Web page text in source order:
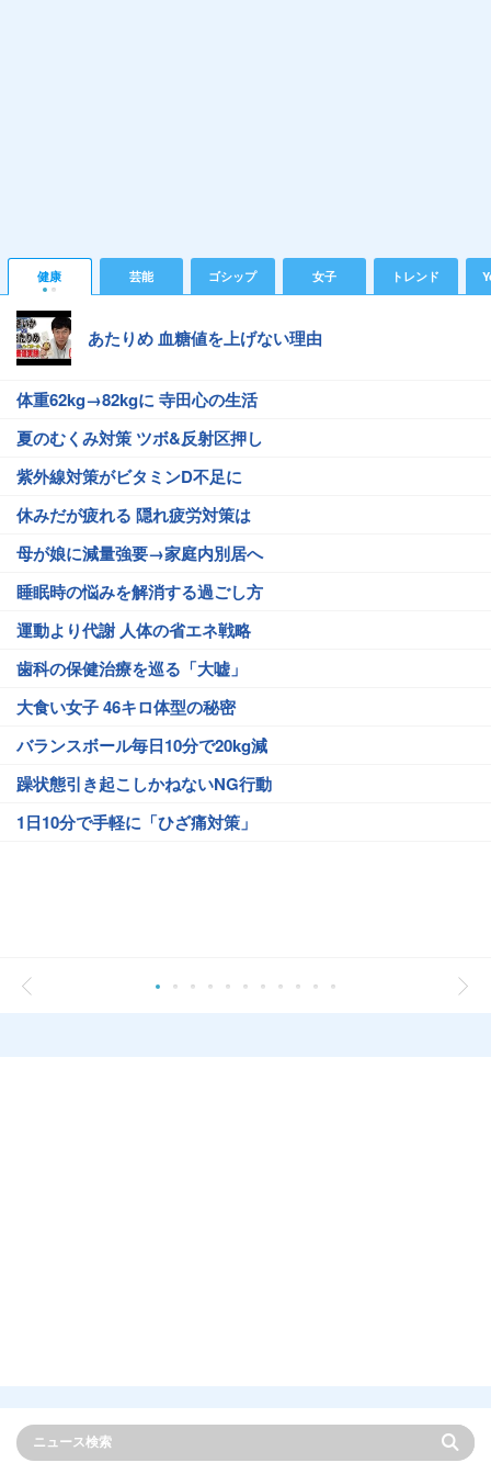
健康 芸能 ゴシップ 女子 トレンド
あたりめ 血糖値を上げない理由
体重62kg→82kgに 寺田心の生活
夏のむくみ対策 ツボ&反射区押し
紫外線対策がビタミンD不足に
休みだが疲れる 隠れ疲労対策は
母が娘に減量強要→家庭内別居へ
睡眠時の悩みを解消する過ごし方
運動より代謝 人体の省エネ戦略
歯科の保健治療を巡る「大嘘」
大食い女子 46キロ体型の秘密
バランスボール毎日10分で20kg減
躁状態引き起こしかねないNG行動
1日10分で手軽に「ひざ痛対策」